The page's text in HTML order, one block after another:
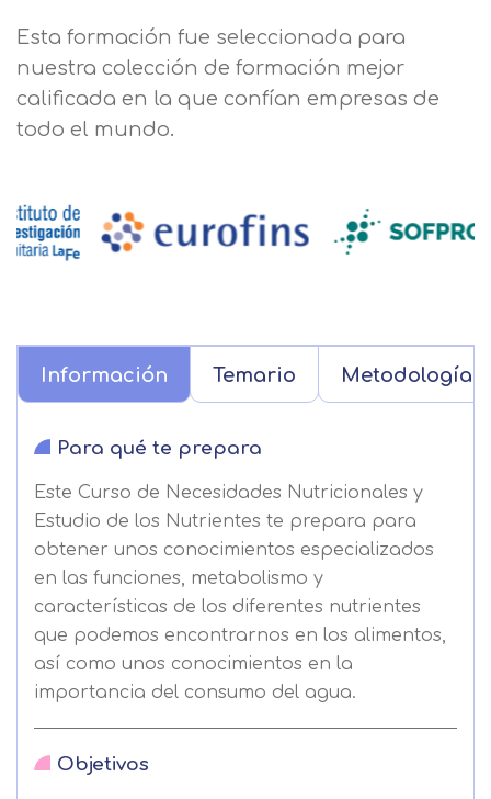
Esta formación fue seleccionada para
nuestra colección de formación mejor
calificada en la que confían empresas de
todo el mundo.
Información Temario Metodología
Para qué te prepara
Este Curso de Necesidades Nutricionales y
Estudio de los Nutrientes te prepara para
obtener unos conocimientos especializados
en las funciones, metabolismo y
características de los diferentes nutrientes
que podemos encontrarnos en los alimentos,
así como unos conocimientos en la
importancia del consumo del agua.
Objetivos